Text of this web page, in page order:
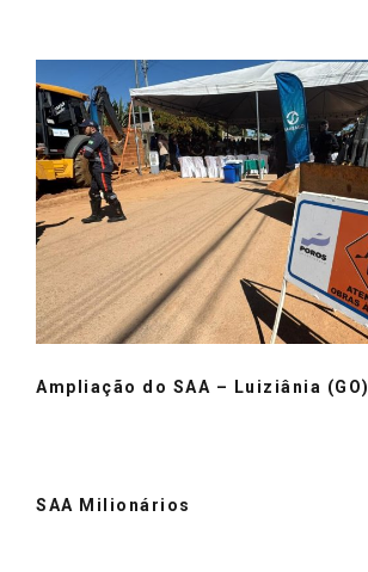
Ampliação do SAA – Luiziânia (GO)
SAA Milionários